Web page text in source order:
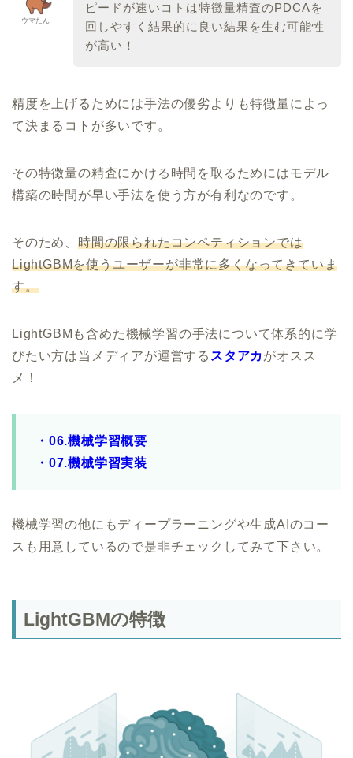
ウマたん
ピードが速いコトは特徴量精査のPDCAを
回しやすく結果的に良い結果を生む可能性
が高い！
精度を上げるためには手法の優劣よりも特徴量によっ
て決まるコトが多いです。
その特徴量の精査にかける時間を取るためにはモデル
構築の時間が早い手法を使う方が有利なのです。
そのため、 時間の限られたコンペティションでは
LightGBMを使うユーザーが非常に多くなってきていま
す。
LightGBMも含めた機械学習の手法について体系的に学
びたい方は当メディアが運営する スタアカがオスス
メ！
・06.機械学習概要
・07.機械学習実装
機械学習の他にもディープラーニングや生成AIのコー
スも用意しているので是非チェックしてみて下さい。
LightGBMの特徴